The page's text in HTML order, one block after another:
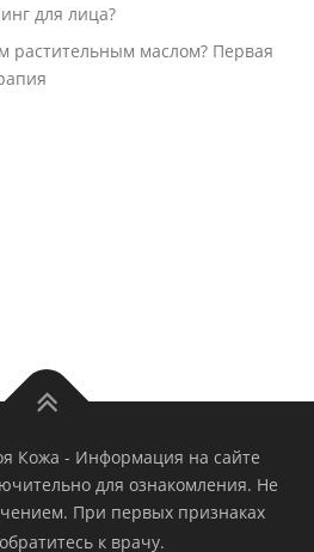
для лица?
растительным маслом? Первая
Кожа - Информация на сайте
для ознакомления. Не
При первых признаках
к врачу.